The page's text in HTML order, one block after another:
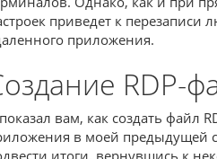
приведет к перезаписи
приложения.
RDP-
вам, как создать файл
в моей предыдущей